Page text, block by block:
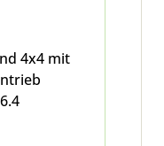
4x4 mit